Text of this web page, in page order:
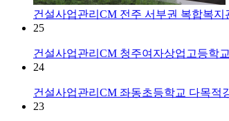
건설사업관리CM 전주 서부권 복합복지
25
건설사업관리CM 청주여자상업고등학
24
건설사업관리CM 좌동초등학교 다목적
23